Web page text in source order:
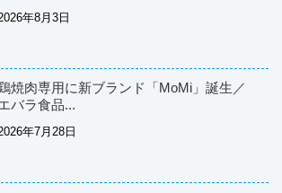
年8月3日
焼肉専用に新ブランド「MoMi」誕生／
バラ食品...
年7月28日